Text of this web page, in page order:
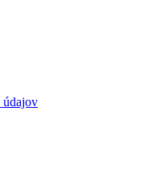
údajov